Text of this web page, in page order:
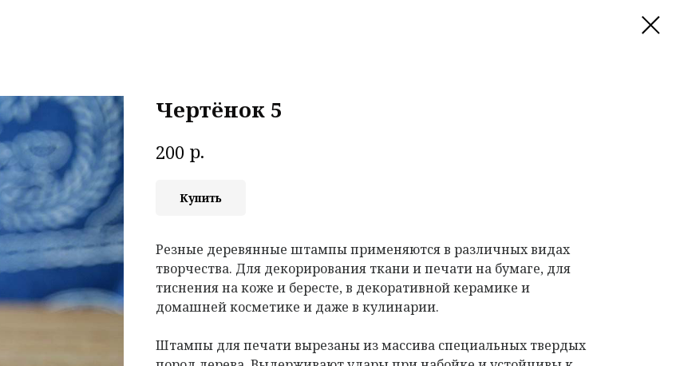
Чертёнок 5
200 р.
Купить
Резные деревянные штампы применяются в различных видах
творчества. Для декорирования ткани и печати на бумаге, для
тиснения на коже и бересте, в декоративной керамике и
домашней косметике и даже в кулинарии.
Штампы для печати вырезаны из массива специальных твердых